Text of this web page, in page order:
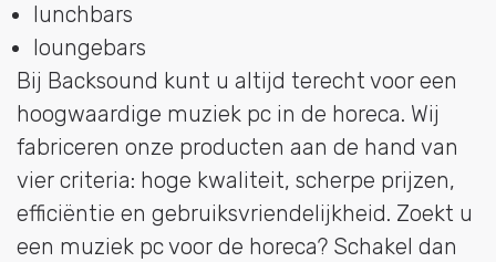
lunchbars
loungebars
Bij Backsound kunt u altijd terecht voor een
hoogwaardige muziek pc in de horeca. Wij
fabriceren onze producten aan de hand van
vier criteria: hoge kwaliteit, scherpe prijzen,
efficiëntie en gebruiksvriendelijkheid. Zoekt u
een muziek pc voor de horeca? Schakel dan